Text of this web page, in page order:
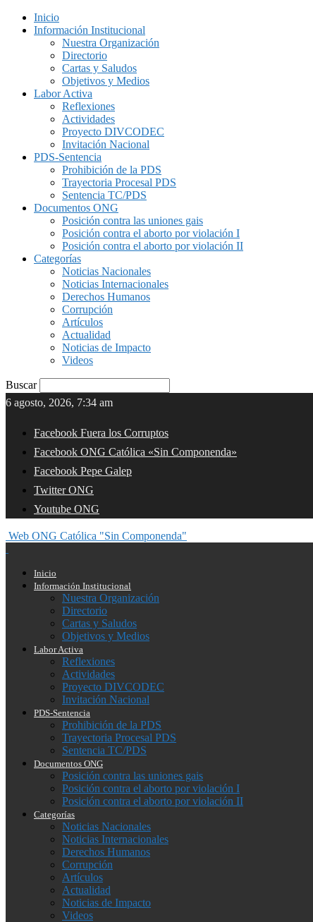
Inicio
Información Institucional
Nuestra Organización
Directorio
Cartas y Saludos
Objetivos y Medios
Labor Activa
Reflexiones
Actividades
Proyecto DIVCODEC
Invitación Nacional
PDS-Sentencia
Prohibición de la PDS
Trayectoria Procesal PDS
Sentencia TC/PDS
Documentos ONG
Posición contra las uniones gais
Posición contra el aborto por violación I
Posición contra el aborto por violación II
Categorías
Noticias Nacionales
Noticias Internacionales
Derechos Humanos
Corrupción
Artículos
Actualidad
Noticias de Impacto
Videos
Buscar
6 agosto, 2026, 7:34 am
Facebook Fuera los Corruptos
Facebook ONG Católica «Sin Componenda»
Facebook Pepe Galep
Twitter ONG
Youtube ONG
Web ONG Católica "Sin Componenda"
Inicio
Información Institucional
Nuestra Organización
Directorio
Cartas y Saludos
Objetivos y Medios
Labor Activa
Reflexiones
Actividades
Proyecto DIVCODEC
Invitación Nacional
PDS-Sentencia
Prohibición de la PDS
Trayectoria Procesal PDS
Sentencia TC/PDS
Documentos ONG
Posición contra las uniones gais
Posición contra el aborto por violación I
Posición contra el aborto por violación II
Categorías
Noticias Nacionales
Noticias Internacionales
Derechos Humanos
Corrupción
Artículos
Actualidad
Noticias de Impacto
Videos